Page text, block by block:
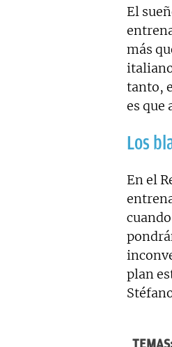
El
más
tanto,
es que
Los
En el
plan